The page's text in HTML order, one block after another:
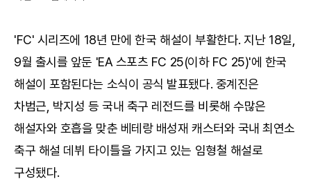
'FC' 시리즈에 18년 만에 한국 해설이 부활한다. 지난 18일,
9월 출시를 앞둔 'EA 스포츠 FC 25(이하 FC 25)'에 한국
해설이 포함된다는 소식이 공식 발표됐다. 중계진은
차범근, 박지성 등 국내 축구 레전드를 비롯해 수많은
해설자와 호흡을 맞춘 베테랑 배성재 캐스터와 국내 최연소
축구 해설 데뷔 타이틀을 가지고 있는 임형철 해설로
구성됐다.